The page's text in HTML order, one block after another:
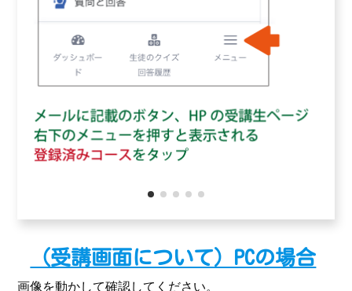
（受講画面について）PCの場合
画像を動かして確認してください。